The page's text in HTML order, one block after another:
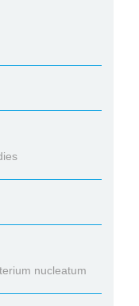
nucleatum